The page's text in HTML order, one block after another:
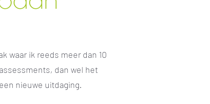
waar ik reeds meer dan 10
dan wel het
nieuwe uitdaging.